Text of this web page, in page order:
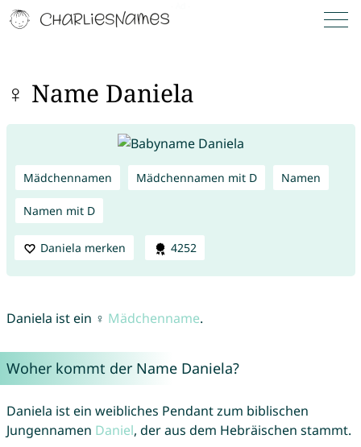
♀ Name Daniela
Mädchennamen Mädchennamen mit D Namen
Namen mit D
Daniela merken 4252
Daniela ist ein ♀ Mädchenname.
Woher kommt der Name Daniela?
Daniela ist ein weibliches Pendant zum biblischen
Jungennamen Daniel, der aus dem Hebräischen stammt.